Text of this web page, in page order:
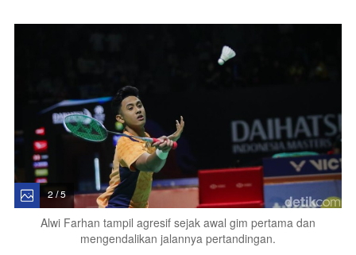
2 / 5
Alwi Farhan tampil agresif sejak awal gim pertama dan
mengendalikan jalannya pertandingan.